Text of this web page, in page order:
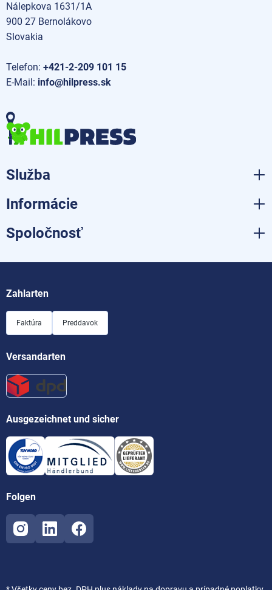
Nálepkova 1631/1A
900 27 Bernolákovo
Slovakia
Telefon: +421-2-209 101 15
E-Mail: info@hilpress.sk
Služba
Informácie
Spoločnosť
Zahlarten
Faktúra Preddavok
Versandarten
Ausgezeichnet und sicher
Folgen